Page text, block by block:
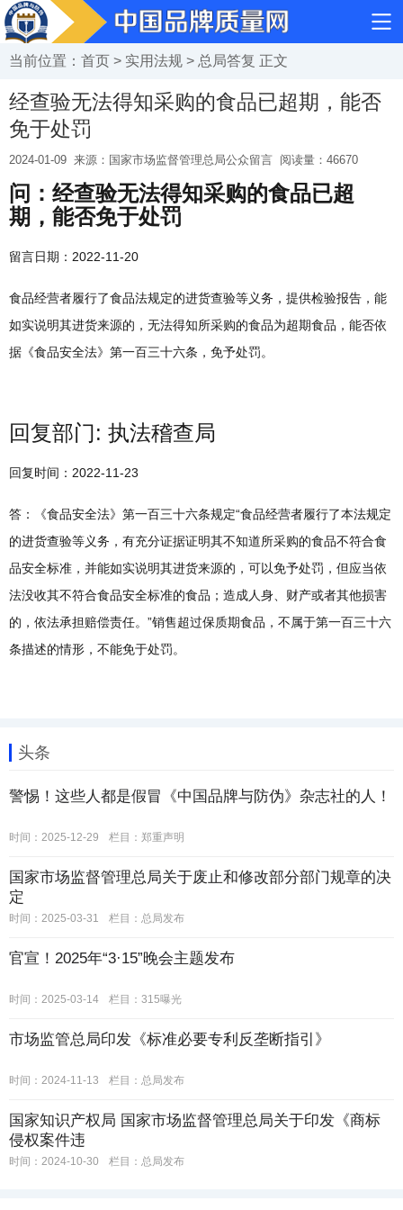
当前位置： 首页 > 实用法规 > 总局答复 正文
经查验无法得知采购的食品已超期，能否
免于处罚
2024-01-09 来源：国家市场监督管理总局公众留言 阅读量： 46670
问：经查验无法得知采购的食品已超
期，能否免于处罚
留言日期：2022-11-20
食品经营者履行了食品法规定的进货查验等义务，提供检验报告，能
如实说明其进货来源的，无法得知所采购的食品为超期食品，能否依
据《食品安全法》第一百三十六条，免予处罚。
回复部门: 执法稽查局
回复时间：2022-11-23
答：《食品安全法》第一百三十六条规定“食品经营者履行了本法规定
的进货查验等义务，有充分证据证明其不知道所采购的食品不符合食
品安全标准，并能如实说明其进货来源的，可以免予处罚，但应当依
法没收其不符合食品安全标准的食品；造成人身、财产或者其他损害
的，依法承担赔偿责任。”销售超过保质期食品，不属于第一百三十六
条描述的情形，不能免于处罚。
头条
警惕！这些人都是假冒《中国品牌与防伪》杂志社的人！
时间：2025-12-29 栏目： 郑重声明
国家市场监督管理总局关于废止和修改部分部门规章的决
定
时间：2025-03-31 栏目： 总局发布
官宣！2025年“3·15”晚会主题发布
时间：2025-03-14 栏目： 315曝光
市场监管总局印发《标准必要专利反垄断指引》
时间：2024-11-13 栏目： 总局发布
国家知识产权局 国家市场监督管理总局关于印发《商标
侵权案件违
时间：2024-10-30 栏目： 总局发布